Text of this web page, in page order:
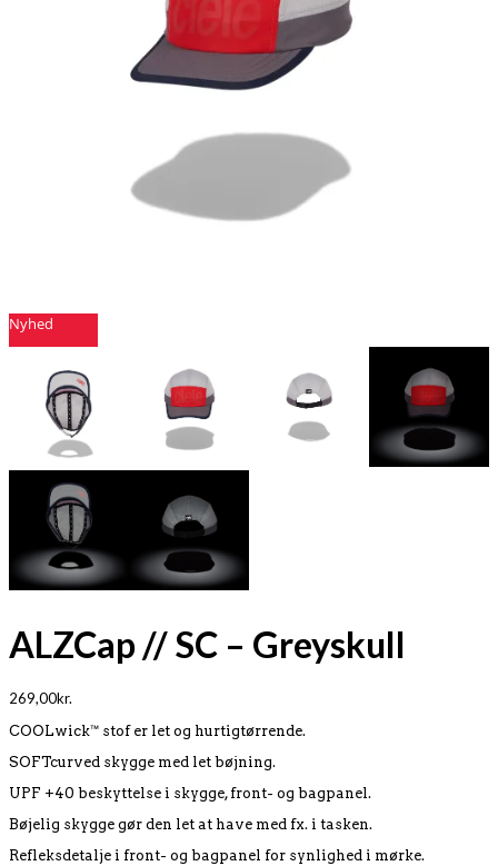
Nyhed
ALZCap // SC – Greyskull
269,00kr.
COOLwick™ stof er let og hurtigtørrende.
SOFTcurved skygge med let bøjning.
UPF +40 beskyttelse i skygge, front- og bagpanel.
Bøjelig skygge gør den let at have med fx. i tasken.
Refleksdetalje i front- og bagpanel for synlighed i mørke.